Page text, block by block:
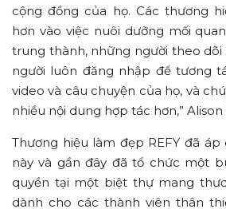
cộng đồng của họ. Các thương
hơn vào việc nuôi dưỡng mối
trung thành, những người theo
người luôn đăng nhập để tương
video và câu chuyện của họ, và
nhiều nội dung hợp tác hơn,”
Thương hiệu làm đẹp REFY đã
này và gần đây đã tổ chức một
quyền tại một biệt thự mang
dành cho các thành viên thân